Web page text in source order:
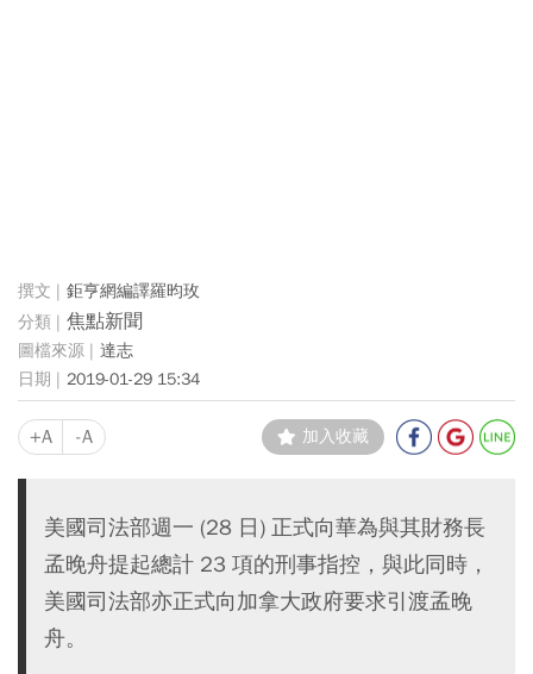
鉅亨網編譯羅昀玫
焦點新聞
達志
2019-01-29 15:34
+A -A 加入收藏
美國司法部週一 (28 日) 正式向華為與其財務長
孟晚舟提起總計 23 項的刑事指控，與此同時，
美國司法部亦正式向加拿大政府要求引渡孟晚
舟。